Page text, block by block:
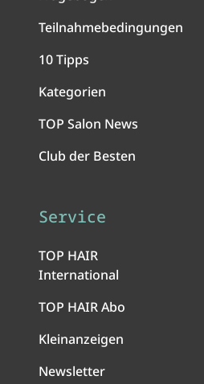
Teilnahmebedingungen
10 Tipps
Kategorien
TOP Salon News
Club der Besten
Service
TOP HAIR
International
TOP HAIR Abo
Kleinanzeigen
Newsletter